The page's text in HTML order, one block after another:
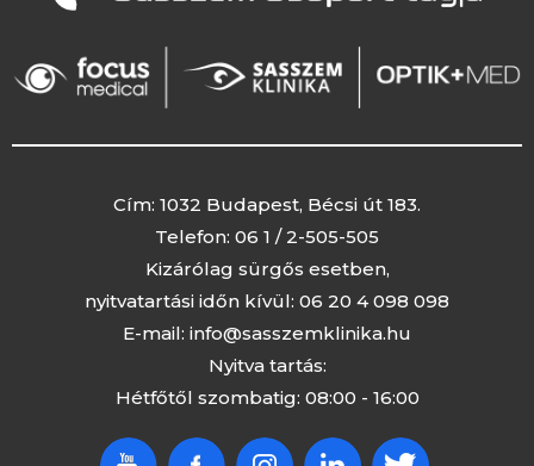
Cím: 1032 Budapest, Bécsi út 183.
Telefon: 06 1 / 2-505-505
Kizárólag sürgős esetben,
nyitvatartási időn kívül: 06 20 4 098 098
E-mail: info@sasszemklinika.hu
Nyitva tartás:
Hétfőtől szombatig: 08:00 - 16:00